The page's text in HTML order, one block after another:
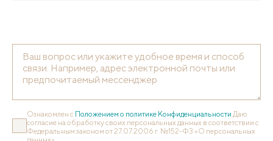
Ознакомлен с Положением о политике Конфиденциальности Даю
согласие на обработку своих персональных данных в соответствии с
Федеральным законом от 27.07.2006 г. №152-ФЗ «О персональных